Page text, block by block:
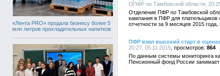
«Лента PRO» продала бизнесу более 5
млн литров прохладительных напитков
ОПФР по Тамбовской области,
Отделение ПФР по Тамбовской
кампания в ПФР для
отчетности за 9 месяцев 2015
ПФР взял высокий старт в оценке
20:27, 05.11.2015
864
По данным системы мониторинга
Пенсионный фонд России занимает